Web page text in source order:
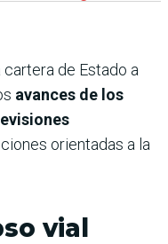
de Estado a
avances de los
orientadas a la
vial